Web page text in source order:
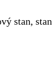
stan, stan